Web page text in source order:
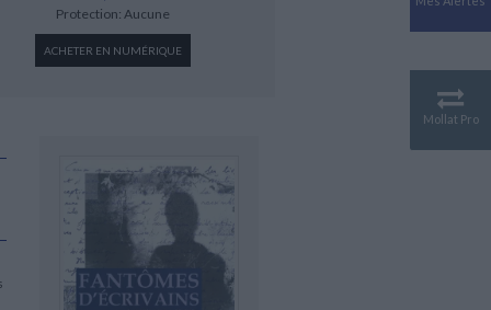
Mollat Pro
Antiquité
Mythologies
GÉOGRAPHIE
Essais scientifique
Astronomie
Protection: Aucune
ACHETER EN NUMÉRIQUE